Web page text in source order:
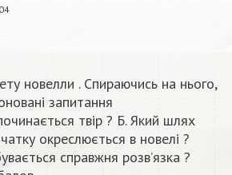
новелли . Спираючись на нього,
запитання
твір ? Б. Який шлях
окреслюється в новелі ?
справжня розв’язка ?